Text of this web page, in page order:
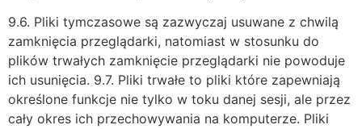
9.6. Pliki tymczasowe są zazwyczaj usuwane z chwilą
zamknięcia przeglądarki, natomiast w stosunku do
plików trwałych zamknięcie przeglądarki nie powoduje
ich usunięcia. 9.7. Pliki trwałe to pliki które zapewniają
określone funkcje nie tylko w toku danej sesji, ale przez
cały okres ich przechowywania na komputerze. Pliki